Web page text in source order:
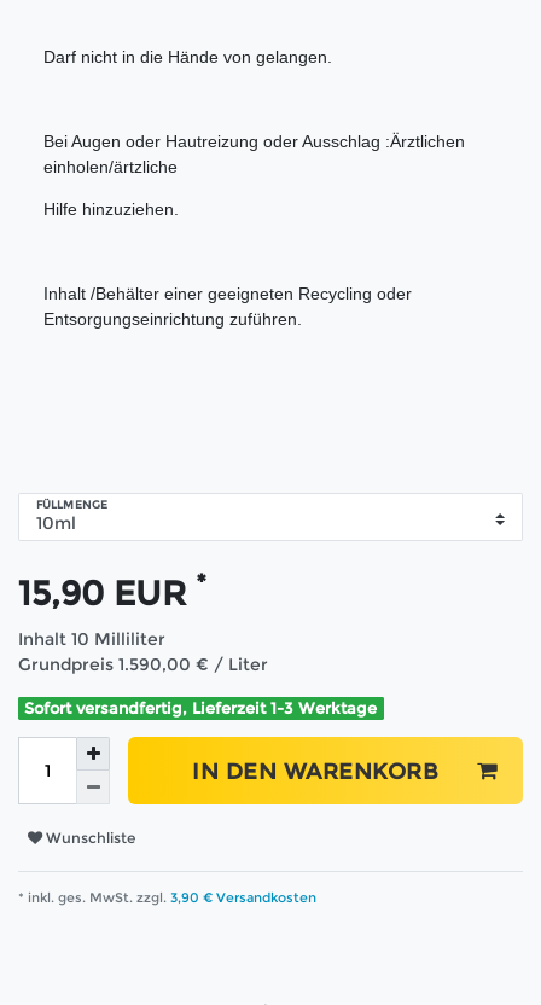
Darf nicht in die Hände von gelangen.
Bei Augen oder Hautreizung oder Ausschlag :Ärztlichen
einholen/ärtzliche
Hilfe hinzuziehen.
Inhalt /Behälter einer geeigneten Recycling oder
Entsorgungseinrichtung zuführen.
FÜLLMENGE
15,90 EUR *
Inhalt 10 Milliliter
Grundpreis 1.590,00 € / Liter
Sofort versandfertig, Lieferzeit 1-3 Werktage
IN DEN WARENKORB
Wunschliste
* inkl. ges. MwSt. zzgl. 3,90 € Versandkosten